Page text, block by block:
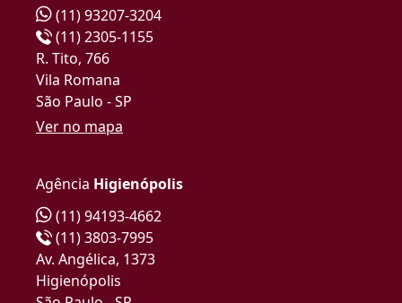
(11) 93207-3204
(11) 2305-1155
R. Tito, 766
Vila Romana
São Paulo - SP
Ver no mapa
Agência Higienópolis
(11) 94193-4662
(11) 3803-7995
Av. Angélica, 1373
Higienópolis